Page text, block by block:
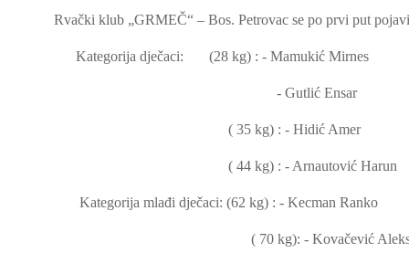
Rvački klub „GRMEČ“ – Bos. Petrovac se po prvi put
Kategorija dječaci: (28 kg) : - Mamukić Mirnes
- Gutlić Ensar
( 35 kg) : - Hidić Amer
( 44 kg) : - Arnautović Harun
Kategorija mlađi dječaci: (62 kg) : - Kecman Ranko
( 70 kg): - Kovačević